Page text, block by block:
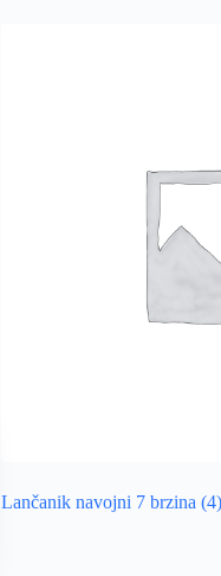
Lančanik navojni 7 brzina (4)